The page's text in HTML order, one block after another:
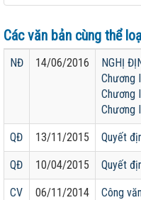
Các văn bản cùng thể
NĐ 14/06/2016
NGHỊ
Chương
Chương
Chương
QĐ 13/11/2015 Quyết
QĐ 10/04/2015 Quyết
CV 06/11/2014 Công